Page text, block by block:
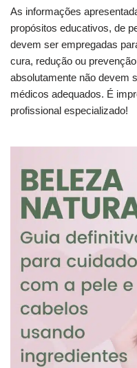
As informações
propósitos educativos, de
devem ser empregadas
cura, redução ou
absolutamente não devem
médicos adequados. É
profissional especializado!